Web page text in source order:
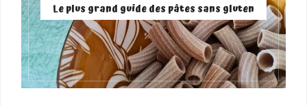
Le plus grand guide des pâtes sans gluten